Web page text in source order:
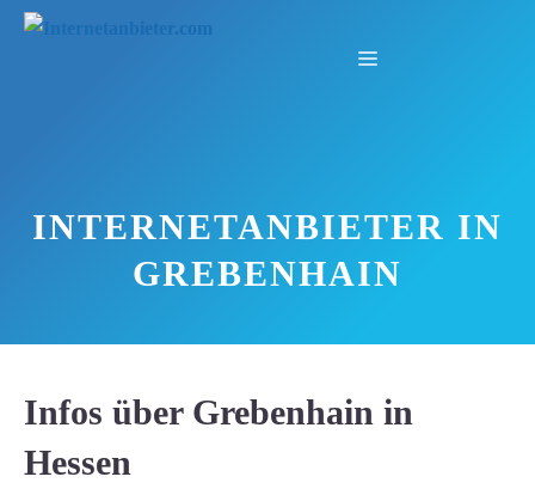
Zum
Menü
INTERNETANBIETER IN
GREBENHAIN
Infos über Grebenhain in
Hessen